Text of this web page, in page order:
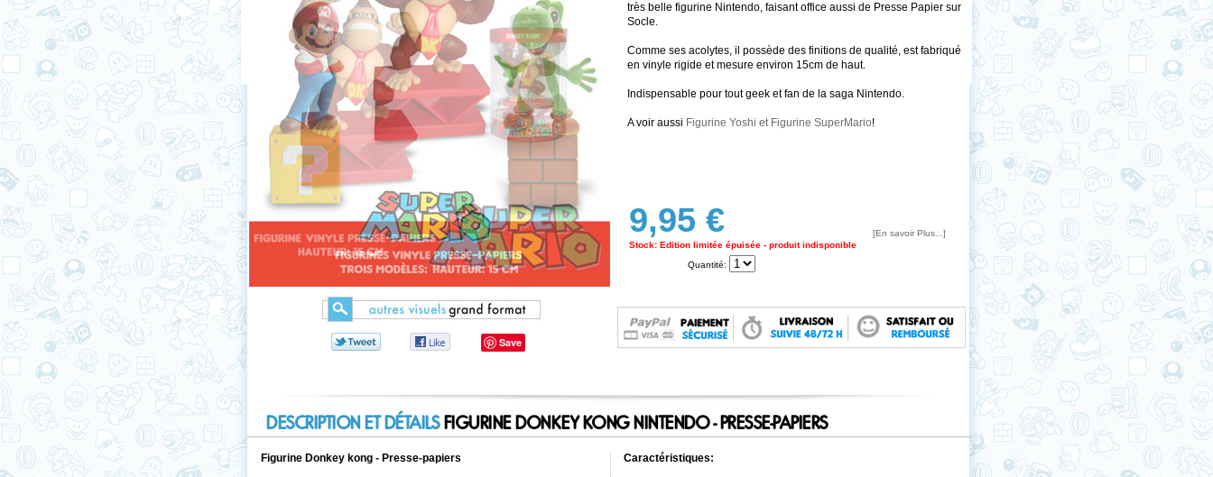
très belle figurine Nintendo, faisant office aussi de Presse Papier sur
Socle.
Comme ses acolytes, il possède des finitions de qualité, est fabriqué
en vinyle rigide et mesure environ 15cm de haut.
Indispensable pour tout geek et fan de la saga Nintendo.
A voir aussi Figurine Yoshi et Figurine SuperMario!
9,95 €
Stock: Edition limitée épuisée - produit indisponible
Quantité:
[En savoir Plus...]
Save
DESCRIPTION ET DÉTAILSFIGURINE DONKEY KONG NINTENDO - PRESSE-PAPIERS
Figurine Donkey kong - Presse-papiers Caractéristiques: